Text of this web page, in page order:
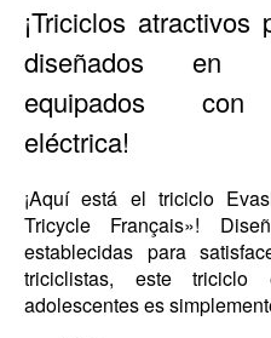
¡Triciclos atractivos
diseñados en
equipados con
eléctrica!
¡Aquí está el triciclo
Tricycle Français»!
establecidas para
triciclistas, este
adolescentes es